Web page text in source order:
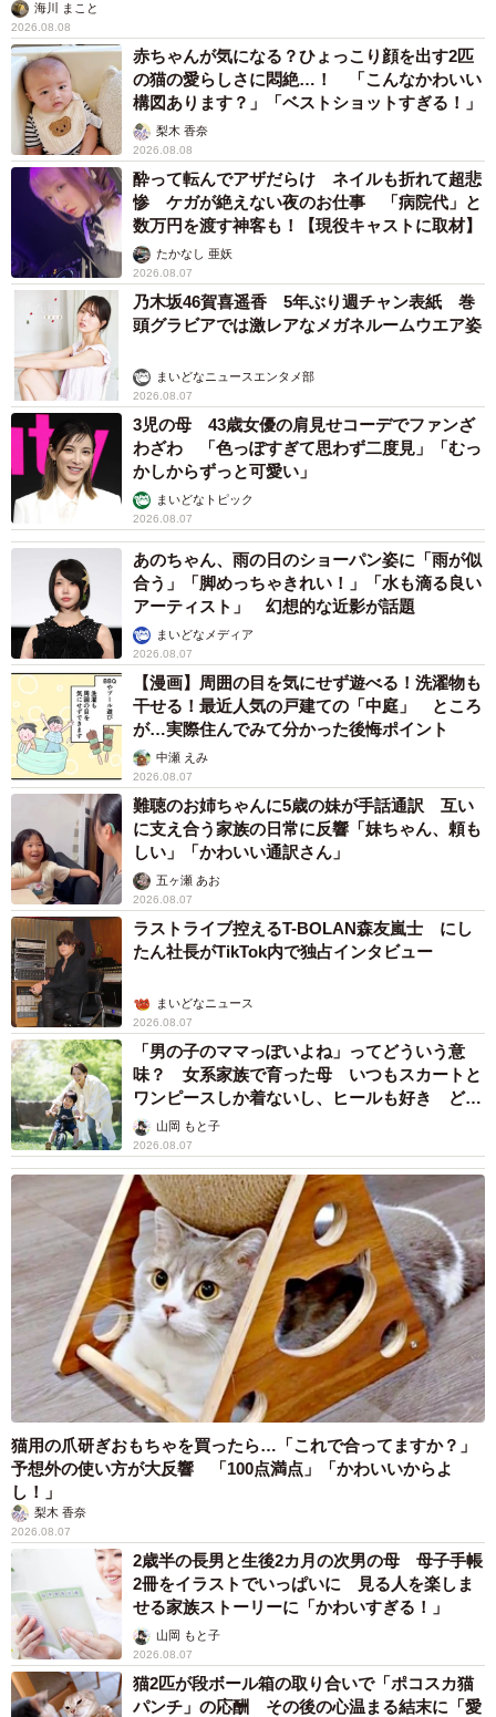
海川 まこと
2026.08.08
赤ちゃんが気になる？ひょっこり顔を出す2匹
の猫の愛らしさに悶絶…！ 「こんなかわいい
構図あります？」「ベストショットすぎる！」
梨木 香奈
2026.08.08
酔って転んでアザだらけ ネイルも折れて超悲
惨 ケガが絶えない夜のお仕事 「病院代」と
数万円を渡す神客も！【現役キャストに取材】
たかなし 亜妖
2026.08.07
乃木坂46賀喜遥香 5年ぶり週チャン表紙 巻
頭グラビアでは激レアなメガネルームウエア姿
まいどなニュースエンタメ部
2026.08.07
3児の母 43歳女優の肩見せコーデでファンざ
わざわ 「色っぽすぎて思わず二度見」「むっ
かしからずっと可愛い」
まいどなトピック
2026.08.07
あのちゃん、雨の日のショーパン姿に「雨が似
合う」「脚めっちゃきれい！」「水も滴る良い
アーティスト」 幻想的な近影が話題
まいどなメディア
2026.08.07
【漫画】周囲の目を気にせず遊べる！洗濯物も
干せる！最近人気の戸建ての「中庭」 ところ
が…実際住んでみて分かった後悔ポイント
中瀬 えみ
2026.08.07
難聴のお姉ちゃんに5歳の妹が手話通訳 互い
に支え合う家族の日常に反響「妹ちゃん、頼も
しい」「かわいい通訳さん」
五ヶ瀬 あお
2026.08.07
ラストライブ控えるT-BOLAN森友嵐士 にし
たん社長がTikTok内で独占インタビュー
まいどなニュース
2026.08.07
「男の子のママっぽいよね」ってどういう意
味？ 女系家族で育った母 いつもスカートと
ワンピースしか着ないし、ヒールも好き どの
へんが…
山岡 もと子
2026.08.07
猫用の爪研ぎおもちゃを買ったら…「これで合ってますか？」
予想外の使い方が大反響 「100点満点」「かわいいからよ
し！」
梨木 香奈
2026.08.07
2歳半の長男と生後2カ月の次男の母 母子手帳
2冊をイラストでいっぱいに 見る人を楽しま
せる家族ストーリーに「かわいすぎる！」
山岡 もと子
2026.08.07
猫2匹が段ボール箱の取り合いで「ポコスカ猫
パンチ」の応酬 その後の心温まる結末に「愛